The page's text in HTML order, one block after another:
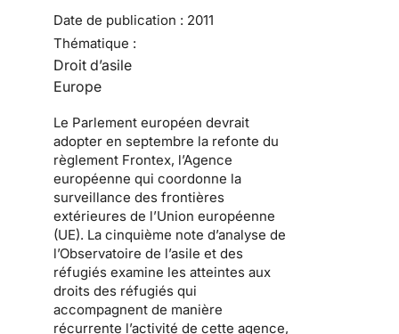
Date de publication : 2011
Thématique :
Droit d’asile
Europe
Le Parlement européen devrait
adopter en septembre la refonte du
règlement Frontex, l’Agence
européenne qui coordonne la
surveillance des frontières
extérieures de l’Union européenne
(UE). La cinquième note d’analyse de
l’Observatoire de l’asile et des
réfugiés examine les atteintes aux
droits des réfugiés qui
accompagnent de manière
récurrente l’activité de cette agence,